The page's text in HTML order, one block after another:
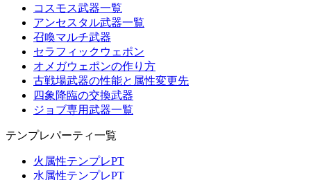
コスモス武器一覧
アンセスタル武器一覧
召喚マルチ武器
セラフィックウェポン
オメガウェポンの作り方
古戦場武器の性能と属性変更先
四象降臨の交換武器
ジョブ専用武器一覧
テンプレパーティ一覧
火属性テンプレPT
水属性テンプレPT